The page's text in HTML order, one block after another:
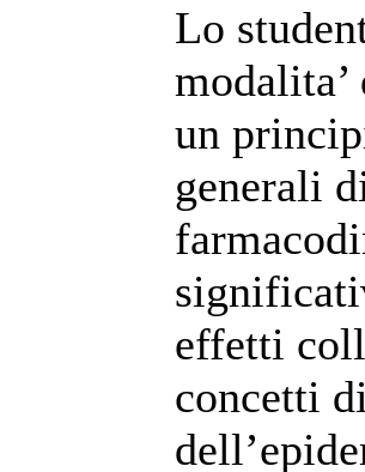
Lo
un
generali
effetti
concetti